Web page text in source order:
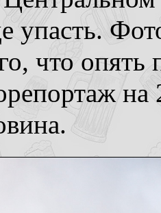
упасть.
что опять
на